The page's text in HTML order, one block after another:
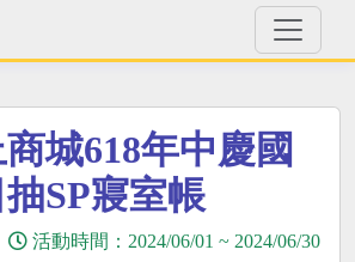
城618年中慶國
SP寢室帳
活動時間： 2024/06/01 ~ 2024/06/30